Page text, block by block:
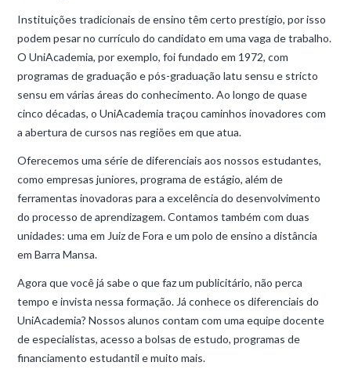
Instituições tradicionais de ensino têm certo prestígio, por isso
podem pesar no currículo do candidato em uma vaga de trabalho.
O UniAcademia, por exemplo, foi fundado em 1972, com
programas de graduação e pós-graduação latu sensu e stricto
sensu em várias áreas do conhecimento. Ao longo de quase
cinco décadas, o UniAcademia traçou caminhos inovadores com
a abertura de cursos nas regiões em que atua.
Oferecemos uma série de diferenciais aos nossos estudantes,
como empresas juniores, programa de estágio, além de
ferramentas inovadoras para a excelência do desenvolvimento
do processo de aprendizagem. Contamos também com duas
unidades: uma em Juiz de Fora e um polo de ensino a distância
em Barra Mansa.
Agora que você já sabe o que faz um publicitário, não perca
tempo e invista nessa formação. Já conhece os diferenciais do
UniAcademia? Nossos alunos contam com uma equipe docente
de especialistas, acesso a bolsas de estudo, programas de
financiamento estudantil e muito mais.